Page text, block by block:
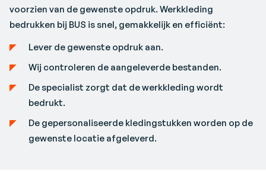
voorzien van de gewenste opdruk. Werkkleding
bedrukken bij BUS is snel, gemakkelijk en efficiënt:
Lever de gewenste opdruk aan.
Wij controleren de aangeleverde bestanden.
De specialist zorgt dat de werkkleding wordt
bedrukt.
De gepersonaliseerde kledingstukken worden op de
gewenste locatie afgeleverd.